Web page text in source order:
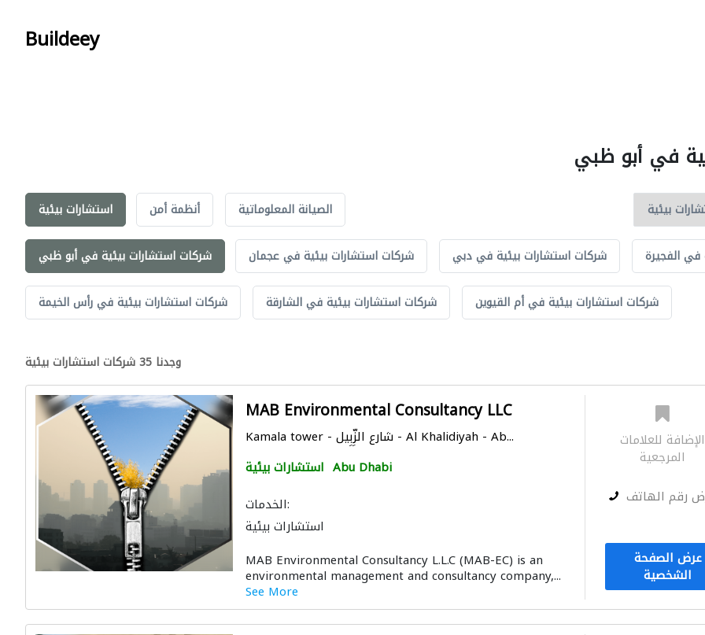
Buildeey
في أبو ظبي
استشارات بيئية أنظمة أمن الصيانة المعلوماتية
شركات استشارات بيئية في أبو ظبي شركات استشارات بيئية في عجمان شركات استشارات بيئية في دبي الفجيرة
شركات استشارات بيئية في رأس الخيمة شركات استشارات بيئية في الشارقة شركات استشارات بيئية في أم القيوين
وجدنا 35 شركات استشارات بيئية
MAB Environmental Consultancy LLC
Kamala tower - شارع الزِّبِيل - Al Khalidiyah - Ab...
استشارات بيئية Abu Dhabi
الخدمات:
استشارات بيئية
MAB Environmental Consultancy L.L.C (MAB-EC) is an
environmental management and consultancy company,...
See More
الإضافة للعلامات
المرجعية
رقم الهاتف
عرض الصفحة
الشخصية